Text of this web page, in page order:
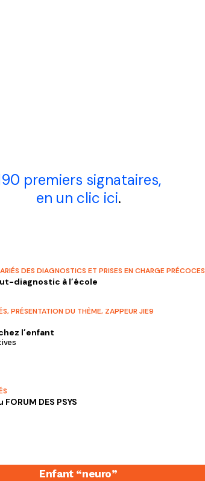
premiers signataires,
en un clic ici.
DES DIAGNOSTICS ET PRISES EN CHARGE PRÉCOCES
diagnostic à l’école
,PRÉSENTATION DU THÈME, ZAPPEUR JIE9
l’enfant
DES PSYS
Enfant “neuro”